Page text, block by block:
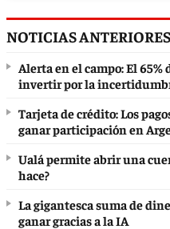
NOTICIAS
Alerta en el campo: El
invertir por la
Tarjeta de crédito: Los
ganar participación en
Ualá permite abrir una
hace?
La gigantesca suma de
ganar gracias a la IA